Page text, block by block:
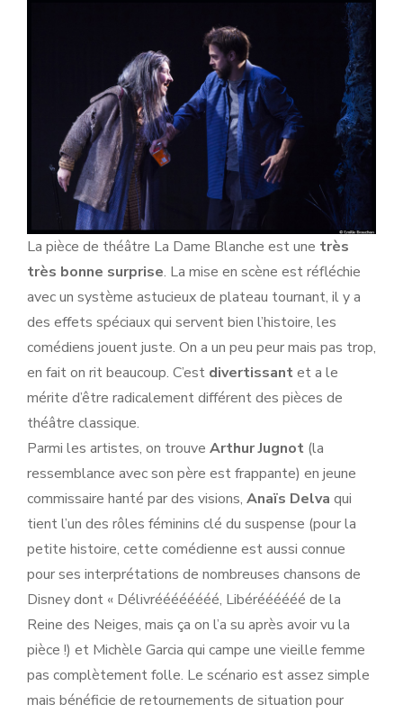
La pièce de théâtre La Dame Blanche est une très
très bonne surprise. La mise en scène est réfléchie
avec un système astucieux de plateau tournant, il y a
des effets spéciaux qui servent bien l’histoire, les
comédiens jouent juste. On a un peu peur mais pas trop,
en fait on rit beaucoup. C’est divertissantet a le
mérite d’être radicalement différent des pièces de
théâtre classique.
Parmi les artistes, on trouve Arthur Jugnot (la
ressemblance avec son père est frappante) en jeune
commissaire hanté par des visions, Anaïs Delva qui
tient l’un des rôles féminins clé du suspense (pour la
petite histoire, cette comédienne est aussi connue
pour ses interprétations de nombreuses chansons de
Disney dont « Délivréééééééé, Libéréééééé de la
Reine des Neiges, mais ça on l’a su après avoir vu la
pièce !) et Michèle Garcia qui campe une vieille femme
pas complètement folle. Le scénario est assez simple
mais bénéficie de retournements de situation pour